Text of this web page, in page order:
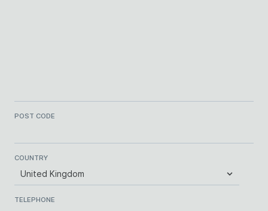
POST CODE
COUNTRY
TELEPHONE